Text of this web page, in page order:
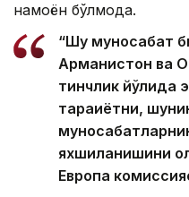
намоён бўлмоқда.
“Шу муносабат
Арманистон ва
тинчлик йўлида
тараққиётни,
яхшиланишини
Европа